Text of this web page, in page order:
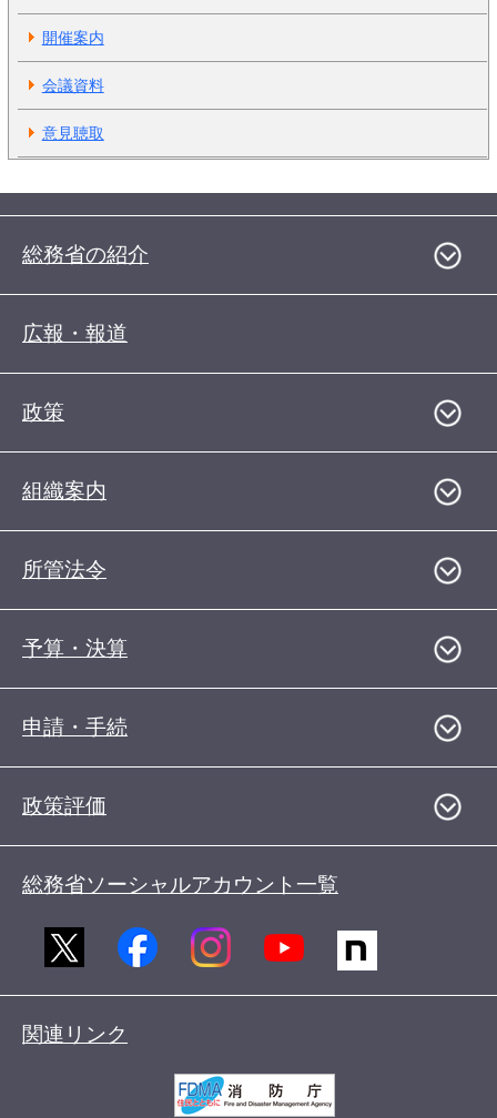
開催案内
会議資料
意見聴取
総務省の紹介
広報・報道
政策
組織案内
所管法令
予算・決算
申請・手続
政策評価
総務省ソーシャルアカウント一覧
関連リンク